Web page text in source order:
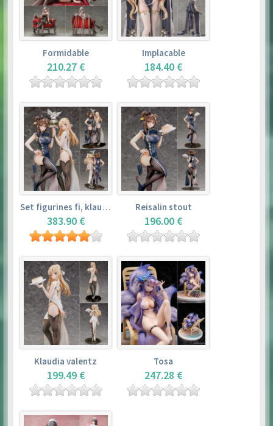
Formidable
210.27 €
Implacable
184.40 €
Set figurines fi, klaudia valentz, reisalin stout
383.90 €
Reisalin stout
196.00 €
Klaudia valentz
199.49 €
Tosa
247.28 €